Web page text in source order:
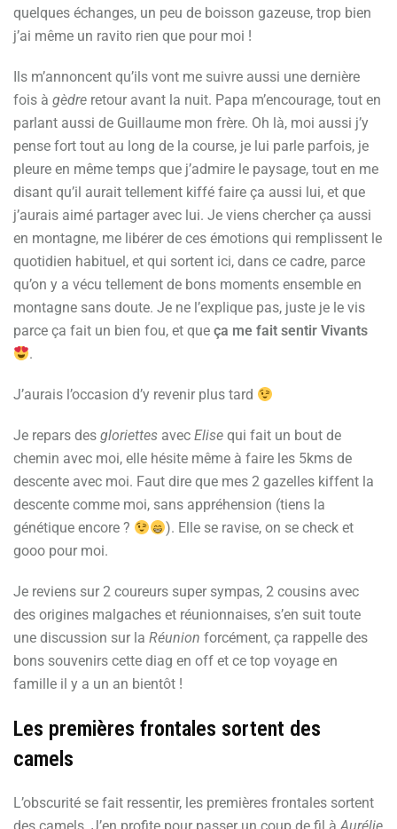
quelques échanges, un peu de boisson gazeuse, trop bien
j’ai même un ravito rien que pour moi !
Ils m’annoncent qu’ils vont me suivre aussi une dernière
fois à gèdre retour avant la nuit. Papa m’encourage, tout en
parlant aussi de Guillaume mon frère. Oh là, moi aussi j’y
pense fort tout au long de la course, je lui parle parfois, je
pleure en même temps que j’admire le paysage, tout en me
disant qu’il aurait tellement kiffé faire ça aussi lui, et que
j’aurais aimé partager avec lui. Je viens chercher ça aussi
en montagne, me libérer de ces émotions qui remplissent le
quotidien habituel, et qui sortent ici, dans ce cadre, parce
qu’on y a vécu tellement de bons moments ensemble en
montagne sans doute. Je ne l’explique pas, juste je le vis
parce ça fait un bien fou, et que ça me fait sentir Vivants
.
J’aurais l’occasion d’y revenir plus tard
Je repars des gloriettes avec Elise qui fait un bout de
chemin avec moi, elle hésite même à faire les 5kms de
descente avec moi. Faut dire que mes 2 gazelles kiffent la
descente comme moi, sans appréhension (tiens la
génétique encore ?
). Elle se ravise, on se check et
gooo pour moi.
Je reviens sur 2 coureurs super sympas, 2 cousins avec
des origines malgaches et réunionnaises, s’en suit toute
une discussion sur la Réunion forcément, ça rappelle des
bons souvenirs cette diag en off et ce top voyage en
famille il y a un an bientôt !
Les premières frontales sortent des
camels
L’obscurité se fait ressentir, les premières frontales sortent